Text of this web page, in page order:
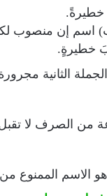
خطيرةً.
اسم إن منصوب
خطيرةٍ.
الثانية
من الصرف لا تقبل
الاسم الممنوع من